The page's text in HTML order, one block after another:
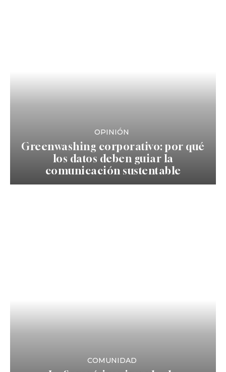
OPINIÓN
Greenwashing corporativo: por qué
los datos deben guiar la
comunicación sustentable
COMUNIDAD